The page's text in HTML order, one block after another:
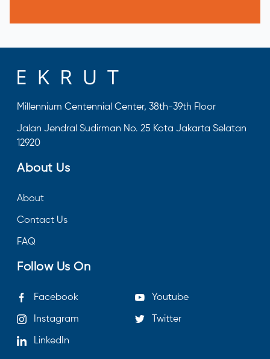
Millennium Centennial Center, 38th-39th Floor
Jalan Jendral Sudirman No. 25 Kota Jakarta Selatan
12920
About Us
About
Contact Us
FAQ
Follow Us On
Facebook Youtube
Instagram Twitter
LinkedIn